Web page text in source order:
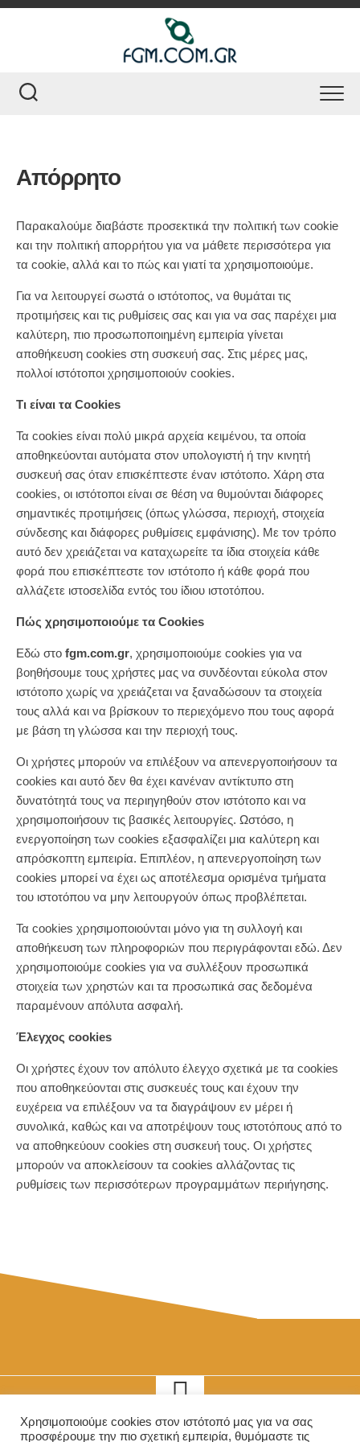
Skip
Απόρρητο
Παρακαλούμε διαβάστε προσεκτικά την πολιτική των cookie
και την πολιτική απορρήτου για να μάθετε περισσότερα για
τα cookie, αλλά και το πώς και γιατί τα χρησιμοποιούμε.
Για να λειτουργεί σωστά ο ιστότοπος, να θυμάται τις
προτιμήσεις και τις ρυθμίσεις σας και για να σας παρέχει μια
καλύτερη, πιο προσωποποιημένη εμπειρία γίνεται
αποθήκευση cookies στη συσκευή σας. Στις μέρες μας,
πολλοί ιστότοποι χρησιμοποιούν cookies.
Τι είναι τα Cookies
Τα cookies είναι πολύ μικρά αρχεία κειμένου, τα οποία
αποθηκεύονται αυτόματα στον υπολογιστή ή την κινητή
συσκευή σας όταν επισκέπτεστε έναν ιστότοπο. Χάρη στα
cookies, οι ιστότοποι είναι σε θέση να θυμούνται διάφορες
σημαντικές προτιμήσεις (όπως γλώσσα, περιοχή, στοιχεία
σύνδεσης και διάφορες ρυθμίσεις εμφάνισης). Με τον τρόπο
αυτό δεν χρειάζεται να καταχωρείτε τα ίδια στοιχεία κάθε
φορά που επισκέπτεστε τον ιστότοπο ή κάθε φορά που
αλλάζετε ιστοσελίδα εντός του ίδιου ιστοτόπου.
Πώς χρησιμοποιούμε τα Cookies
Εδώ στο fgm.com.gr, χρησιμοποιούμε cookies για να
βοηθήσουμε τους χρήστες μας να συνδέονται εύκολα στον
ιστότοπο χωρίς να χρειάζεται να ξαναδώσουν τα στοιχεία
τους αλλά και να βρίσκουν το περιεχόμενο που τους αφορά
με βάση τη γλώσσα και την περιοχή τους.
Οι χρήστες μπορούν να επιλέξουν να απενεργοποιήσουν τα
cookies και αυτό δεν θα έχει κανέναν αντίκτυπο στη
δυνατότητά τους να περιηγηθούν στον ιστότοπο και να
χρησιμοποιήσουν τις βασικές λειτουργίες. Ωστόσο, η
ενεργοποίηση των cookies εξασφαλίζει μια καλύτερη και
απρόσκοπτη εμπειρία. Επιπλέον, η απενεργοποίηση των
cookies μπορεί να έχει ως αποτέλεσμα ορισμένα τμήματα
του ιστοτόπου να μην λειτουργούν όπως προβλέπεται.
Τα cookies χρησιμοποιούνται μόνο για τη συλλογή και
αποθήκευση των πληροφοριών που περιγράφονται εδώ. Δεν
χρησιμοποιούμε cookies για να συλλέξουν προσωπικά
στοιχεία των χρηστών και τα προσωπικά σας δεδομένα
παραμένουν απόλυτα ασφαλή.
Έλεγχος cookies
Οι χρήστες έχουν τον απόλυτο έλεγχο σχετικά με τα cookies
που αποθηκεύονται στις συσκευές τους και έχουν την
ευχέρεια να επιλέξουν να τα διαγράψουν εν μέρει ή
συνολικά, καθώς και να αποτρέψουν τους ιστοτόπους από το
να αποθηκεύουν cookies στη συσκευή τους. Οι χρήστες
μπορούν να αποκλείσουν τα cookies αλλάζοντας τις
ρυθμίσεις των περισσότερων προγραμμάτων περιήγησης.
Χρησιμοποιούμε cookies στον ιστότοπό μας για να σας
προσφέρουμε την πιο σχετική εμπειρία, θυμόμαστε τις